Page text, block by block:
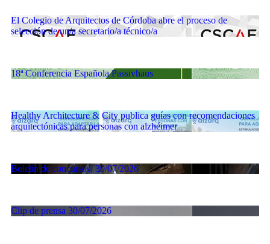
El Colegio de Arquitectos de Córdoba abre el proceso de
selección de un/a secretario/a técnico/a
18ª Conferencia Española Passivhaus
Healthy Architecture & City publica guías con recomendaciones
arquitectónicas para personas con alzhéimer
Boletín de concursos, 30/07/2026
Clip de prensa 30/07/2026